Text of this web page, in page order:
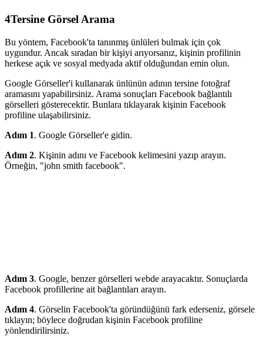
4Tersine Görsel Arama
Bu yöntem, Facebook'ta tanınmış ünlüleri bulmak için çok
uygundur. Ancak sıradan bir kişiyi arıyorsanız, kişinin profilinin
herkese açık ve sosyal medyada aktif olduğundan emin olun.
Google Görseller'i kullanarak ünlünün adının tersine fotoğraf
aramasını yapabilirsiniz. Arama sonuçları Facebook bağlantılı
görselleri gösterecektir. Bunlara tıklayarak kişinin Facebook
profiline ulaşabilirsiniz.
Adım 1. Google Görseller'e gidin.
Adım 2. Kişinin adını ve Facebook kelimesini yazıp arayın.
Örneğin, "john smith facebook".
Adım 3. Google, benzer görselleri webde arayacaktır. Sonuçlarda
Facebook profillerine ait bağlantıları arayın.
Adım 4. Görselin Facebook'ta göründüğünü fark ederseniz, görsele
tıklayın; böylece doğrudan kişinin Facebook profiline
yönlendirilirsiniz.